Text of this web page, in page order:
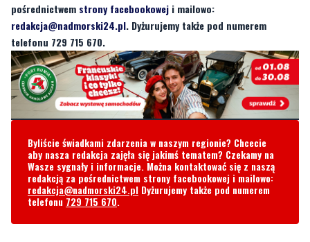
pośrednictwem strony facebookowej i mailowo:
redakcja@nadmorski24.pl. Dyżurujemy także pod numerem
telefonu 729 715 670.
Byliście świadkami zdarzenia w naszym regionie? Chcecie
aby nasza redakcja zajęła się jakimś tematem? Czekamy na
Wasze sygnały i informacje. Można kontaktować się z naszą
redakcją za pośrednictwem strony facebookowej i mailowo:
redakcja@nadmorski24.pl Dyżurujemy także pod numerem
telefonu 729 715 670.